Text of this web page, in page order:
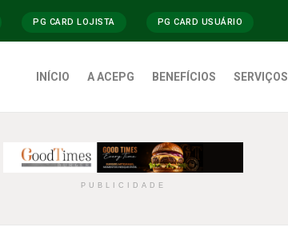
PG CARD LOJISTA PG CARD USUÁRIO
INÍCIO A ACEPG BENEFÍCIOS SERVIÇOS
PUBLICIDADE